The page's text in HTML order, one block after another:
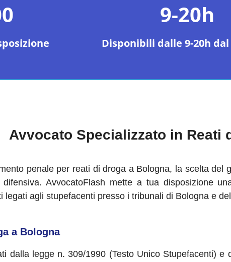
9-20h
Disponibili dalle 9-20h dal
Avvocato Specializzato in Reati
penale per reati di droga a Bologna, la scelta
AvvocatoFlash mette a tua disposizione
legati agli stupefacenti presso i tribunali di Bologna e
a Bologna
dalla legge n. 309/1990 (Testo Unico Stupefacenti)